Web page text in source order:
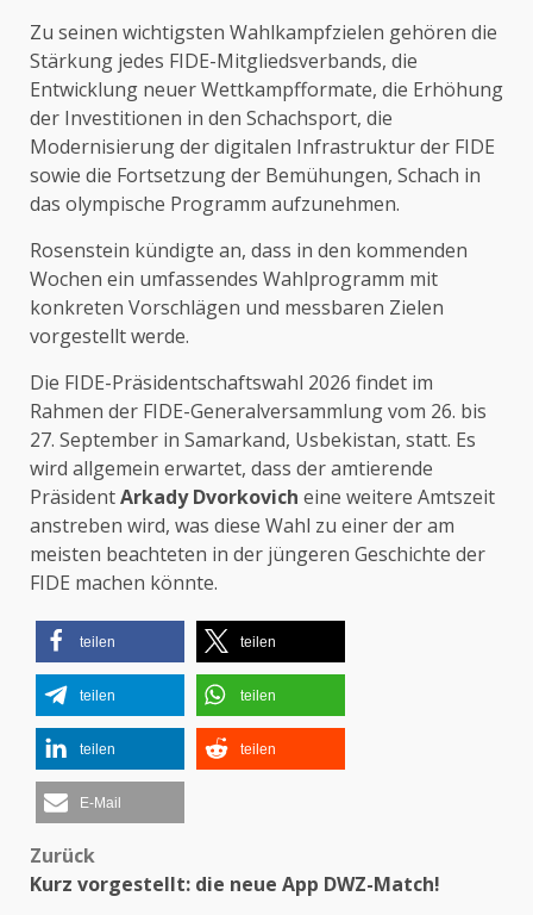
Zu seinen wichtigsten Wahlkampfzielen gehören die
Stärkung jedes FIDE-Mitgliedsverbands, die
Entwicklung neuer Wettkampfformate, die Erhöhung
der Investitionen in den Schachsport, die
Modernisierung der digitalen Infrastruktur der FIDE
sowie die Fortsetzung der Bemühungen, Schach in
das olympische Programm aufzunehmen.
Rosenstein kündigte an, dass in den kommenden
Wochen ein umfassendes Wahlprogramm mit
konkreten Vorschlägen und messbaren Zielen
vorgestellt werde.
Die FIDE-Präsidentschaftswahl 2026 findet im
Rahmen der FIDE-Generalversammlung vom 26. bis
27. September in Samarkand, Usbekistan, statt. Es
wird allgemein erwartet, dass der amtierende
PräsidentArkady Dvorkovich eine weitere Amtszeit
anstreben wird, was diese Wahl zu einer der am
meisten beachteten in der jüngeren Geschichte der
FIDE machen könnte.
teilen teilen
teilen teilen
teilen teilen
E-Mail
Beitragsnavigation
Zurück
Kurz vorgestellt: die neue App DWZ-Match!